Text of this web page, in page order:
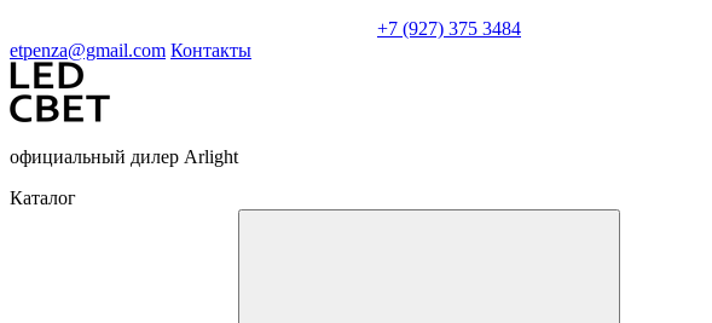
+7 (927) 375 3484
etpenza@gmail.com Контакты
официальный дилер Arlight
Каталог